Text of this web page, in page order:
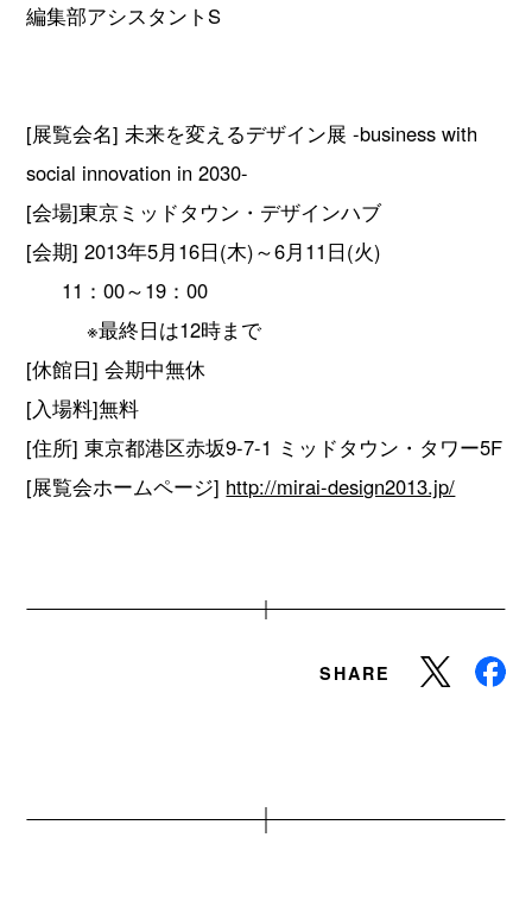
編集部アシスタントS
[展覧会名] 未来を変えるデザイン展 -business with
social innovation in 2030-
[会場]東京ミッドタウン・デザインハブ
[会期] 2013年5月16日(木)～6月11日(火)
11：00～19：00
※最終日は12時まで
[休館日] 会期中無休
[入場料]無料
[住所] 東京都港区赤坂9-7-1 ミッドタウン・タワー5F
[展覧会ホームページ] http://mirai-design2013.jp/
SHARE